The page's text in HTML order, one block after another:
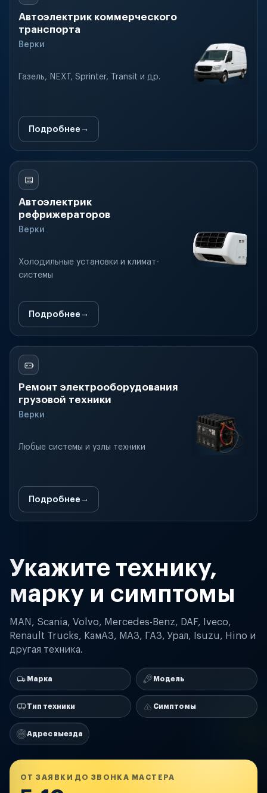
Автоэлектрик коммерческого
транспорта
Верки
Газель, NEXT, Sprinter, Transit и др.
Подробнее
Автоэлектрик
рефрижераторов
Верки
Холодильные установки и климат-
системы
Подробнее
Ремонт электрооборудования
грузовой техники
Верки
Любые системы и узлы техники
Подробнее
Укажите технику,
марку и симптомы
MAN, Scania, Volvo, Mercedes-Benz, DAF, Iveco,
Renault Trucks, КамАЗ, МАЗ, ГАЗ, Урал, Isuzu, Hino и
другая техника.
Марка Модель
Тип техники Симптомы
Адрес выезда
ОТ ЗАЯВКИ ДО ЗВОНКА МАСТЕРА